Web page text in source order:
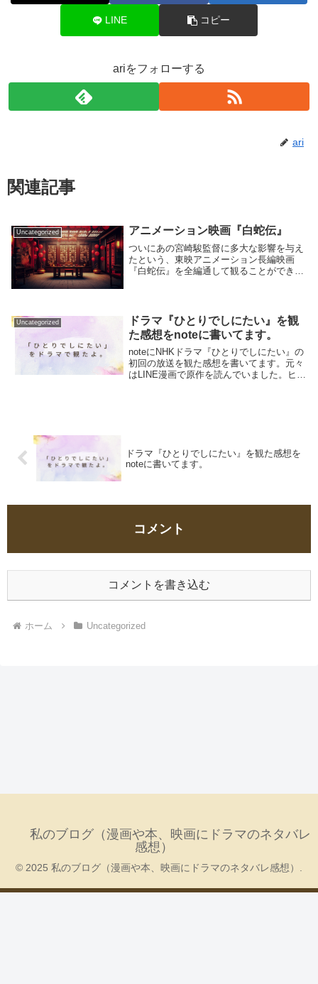
LINE コピー
ariをフォローする
ari
関連記事
Uncategorized アニメーション映画『白蛇伝』
ついにあの宮崎駿監督に多大な影響を与え
たという、東映アニメーション長編映画
『白蛇伝』を全編通して観ることができま
ロ...
Uncategorized
ドラマ『ひとりでしにたい』を観
た感想をnoteに書いてます。
noteにNHKドラマ『ひとりでしにたい』の
初回の放送を観た感想を書いてます。元々
はLINE漫画で原作を読んでいました。ヒュ
ドラマ『ひとりでしにたい』を観た感想を
noteに書いてます。
コメント
コメントを書き込む
ホーム Uncategorized
私のブログ（漫画や本、映画にドラマのネタバレ
感想）
© 2025 私のブログ（漫画や本、映画にドラマのネタバレ感想）.